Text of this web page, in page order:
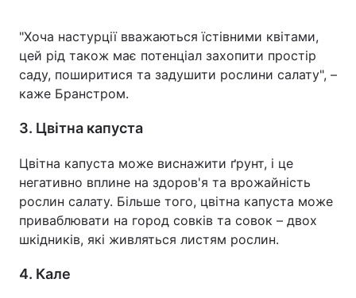
"Хоча настурції вважаються їстівними квітами,
цей рід також має потенціал захопити простір
саду, поширитися та задушити рослини салату", –
каже Бранстром.
3. Цвітна капуста
Цвітна капуста може виснажити ґрунт, і це
негативно вплине на здоров'я та врожайність
рослин салату. Більше того, цвітна капуста може
приваблювати на город совків та совок – двох
шкідників, які живляться листям рослин.
4. Кале